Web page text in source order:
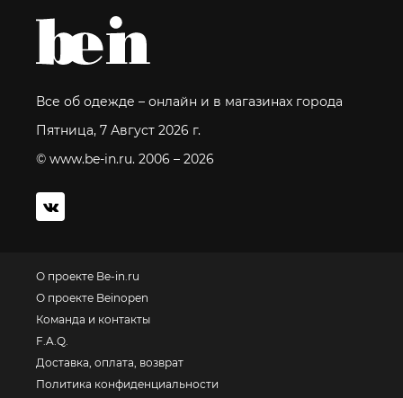
Все об одежде – онлайн и в магазинах города
Пятница, 7 Август 2026 г.
© www.be-in.ru. 2006 – 2026
О проекте Be-in.ru
О проекте Beinopen
Команда и контакты
F.A.Q.
Доставка, оплата, возврат
Политика конфиденциальности